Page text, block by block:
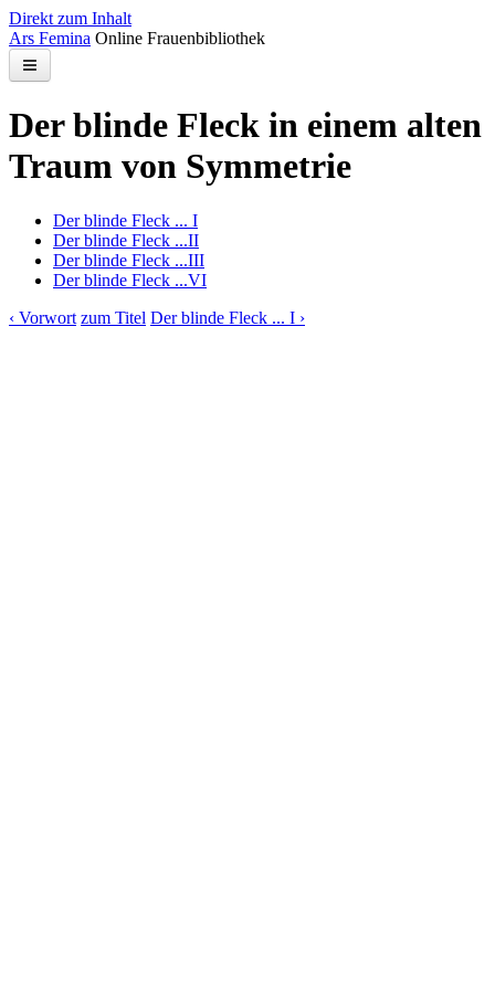
Direkt zum Inhalt
Ars Femina Online Frauenbibliothek
Kontakt
Der blinde Fleck in einem alten
Traum von Symmetrie
Der blinde Fleck ... I
Der blinde Fleck ...II
Der blinde Fleck ...III
Der blinde Fleck ...VI
‹ Vorwort zum Titel Der blinde Fleck ... I ›